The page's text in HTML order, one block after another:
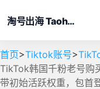
淘号出海 Taohaochuhai
首页>Tiktok账号>
TikTok韩国千粉老号购
带初始活跃权重，包首